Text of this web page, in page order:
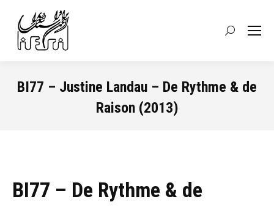
Recherche
BI77 – Justine Landau – De Rythme & de
Raison (2013)
BI77 – De Rythme & de